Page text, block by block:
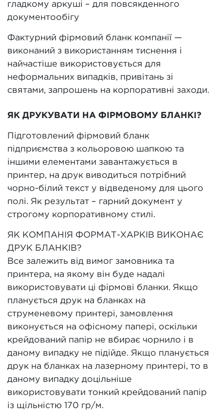
гладкому аркуші – для повсякденного
документообігу
Фактурний фірмовий бланк компанії —
виконаний з використанням тиснення і
найчастіше використовується для
неформальних випадків, привітань зі
святами, запрошень на корпоративні заходи.
ЯК ДРУКУВАТИ НА ФІРМОВОМУ БЛАНКІ?
Підготовлений фірмовий бланк
підприємства з кольоровою шапкою та
іншими елементами завантажується в
принтер, на друк виводиться потрібний
чорно-білий текст у відведеному для цього
полі. Як результат – гарний документ у
строгому корпоративному стилі.
ЯК КОМПАНІЯ ФОРМАТ-ХАРКІВ ВИКОНАЄ
ДРУК БЛАНКІВ?
Все залежить від вимог замовника та
принтера, на якому він буде надалі
використовувати ці фірмові бланки. Якщо
планується друк на бланках на
струменевому принтері, замовлення
виконується на офісному папері, оскільки
крейдований папір не вбирає чорнило і в
даному випадку не підійде. Якщо планується
друк на бланках на лазерному принтері, то в
даному випадку доцільніше
використовувати тонкий крейдований папір
із щільністю 170 гр/м.